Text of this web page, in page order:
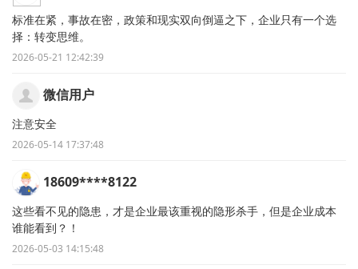
标准在紧，事故在密，政策和现实双向倒逼之下，企业只有一个选
择：转变思维。
2026-05-21 12:42:39
微信用户
注意安全
2026-05-14 17:37:48
18609****8122
这些看不见的隐患，才是企业最该重视的隐形杀手，但是企业成本
谁能看到？！
2026-05-03 14:15:48